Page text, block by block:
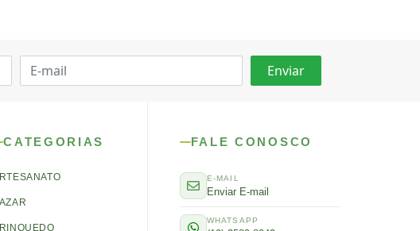
CATEGORIAS FALE CONOSCO
E-MAIL
Enviar E-mail
WHATSAPP